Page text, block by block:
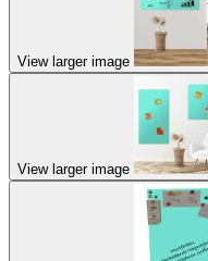
View larger image
View larger image